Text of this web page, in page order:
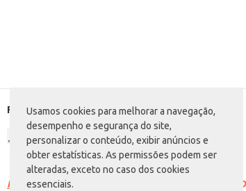
Usamos cookies para melhorar a navegação,
desempenho e segurança do site,
personalizar o conteúdo, exibir anúncios e
obter estatísticas. As permissões podem ser
alteradas, exceto no caso dos cookies
essenciais.
Formas de pagamento
Racismo é crime. Denuncie. Disque 100 ou procure